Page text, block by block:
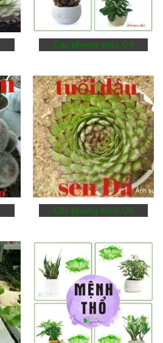
Cây phong thủy 04
Cây phong thủy 06